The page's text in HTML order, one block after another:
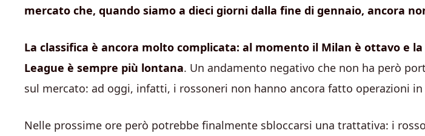
mercato che, quando siamo a dieci giorni dalla fine di gennaio, ancora
La classifica è ancora molto complicata: al momento il Milan è ottavo e la
League è sempre più lontana. Un andamento negativo che non ha però
sul mercato: ad oggi, infatti, i rossoneri non hanno ancora fatto operazioni
Nelle prossime ore però potrebbe finalmente sbloccarsi una trattativa: i